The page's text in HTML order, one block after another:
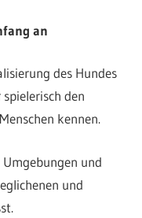
an
des Hundes
den
kennen.
Umgebungen und
und